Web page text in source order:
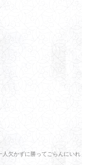
欠かずに勝ってごらんにいれ